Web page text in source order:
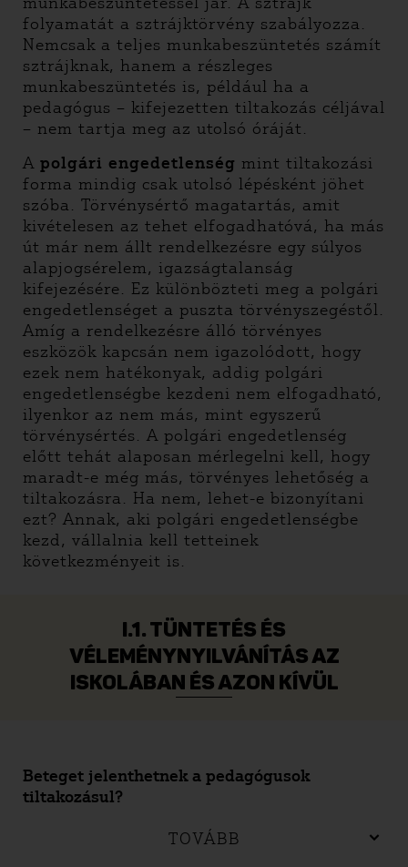
folyamatát a sztrájktörvény szabályozza.
Nemcsak a teljes munkabeszüntetés számít
sztrájknak, hanem a részleges
munkabeszüntetés is, például ha a
pedagógus – kifejezetten tiltakozás céljával
– nem tartja meg az utolsó óráját.
A polgári engedetlenség mint tiltakozási
forma mindig csak utolsó lépésként jöhet
szóba. Törvénysértő magatartás, amit
kivételesen az tehet elfogadhatóvá, ha más
út már nem állt rendelkezésre egy súlyos
alapjogsérelem, igazságtalanság
kifejezésére. Ez különbözteti meg a polgári
engedetlenséget a puszta törvényszegéstől.
Amíg a rendelkezésre álló törvényes
eszközök kapcsán nem igazolódott, hogy
ezek nem hatékonyak, addig polgári
engedetlenségbe kezdeni nem elfogadható,
ilyenkor az nem más, mint egyszerű
törvénysértés. A polgári engedetlenség
előtt tehát alaposan mérlegelni kell, hogy
maradt-e még más, törvényes lehetőség a
tiltakozásra. Ha nem, lehet-e bizonyítani
ezt? Annak, aki polgári engedetlenségbe
kezd, vállalnia kell tetteinek
következményeit is.
I.1. TÜNTETÉS ÉS
VÉLEMÉNYNYILVÁNÍTÁS AZ
ISKOLÁBAN ÉS AZON KÍVÜL
Beteget jelenthetnek a pedagógusok
tiltakozásul?
TOVÁBB